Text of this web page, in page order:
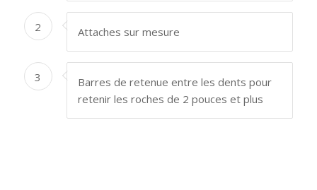
2 Attaches sur mesure
3
Barres de retenue entre les dents pour
retenir les roches de 2 pouces et plus